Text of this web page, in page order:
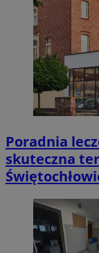
Poradnia
skuteczna